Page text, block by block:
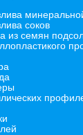
соков
из семян